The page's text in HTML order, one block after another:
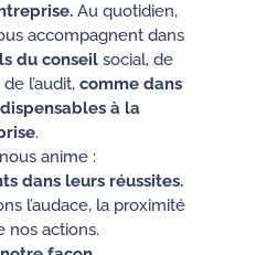
Au quotidien,
accompagnent dans
du conseil social, de
l’audit, comme dans
à la
.
anime :
dans leurs réussites.
l’audace, la proximité
nos actions.